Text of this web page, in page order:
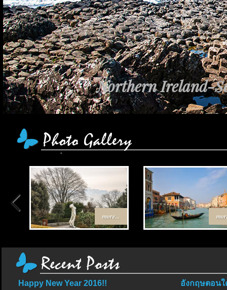
Northern Ireland-
เส้นทาง Egypt-
more...
Happy New Year 2016!! อังกฤษตอนใ